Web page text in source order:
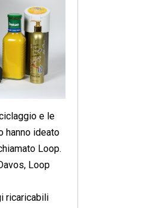
e le
hanno ideato
Loop.
Loop
ricaricabili